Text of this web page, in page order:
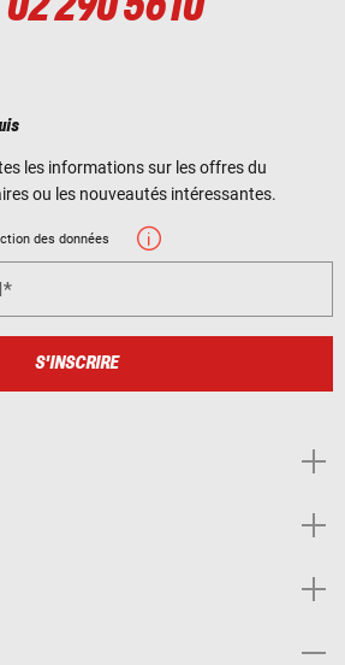
les informations sur les offres du
ou les nouveautés intéressantes.
des données
S'INSCRIRE